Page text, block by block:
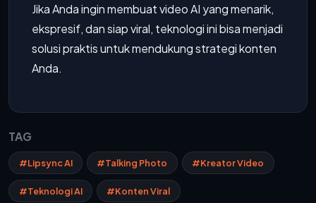
Jika Anda ingin membuat video AI yang menarik,
ekspresif, dan siap viral, teknologi ini bisa menjadi
solusi praktis untuk mendukung strategi konten
Anda.
TAG
#Lipsync AI #Talking Photo #Kreator Video
#Teknologi AI #Konten Viral